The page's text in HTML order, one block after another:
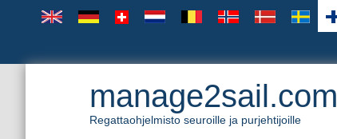
manage2sail.com
Regattaohjelmisto seuroille ja purjehtijoille